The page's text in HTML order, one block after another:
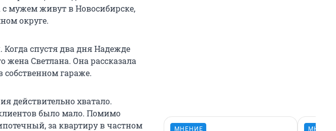
мужем живут в Новосибирске,
округе.
Когда спустя два дня Надежде
жена Светлана. Она рассказала
гараже.
действительно хватало.
было мало. Помимо
за квартиру в частном
МНЕНИЕ